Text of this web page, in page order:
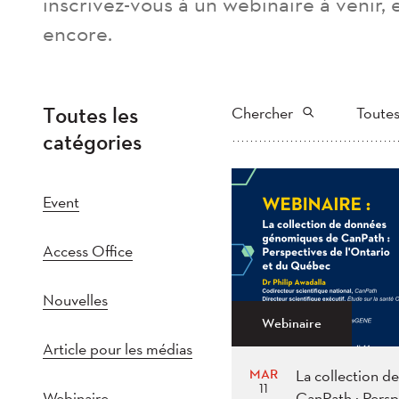
encore.
Toutes les
catégories
Event
Access Office
Nouvelles
Article pour les médias
Chercher
Tout
2022
2021
2017
2016
2012
2011
Plus récent au plus
Webinaire
MAR
11
La collection